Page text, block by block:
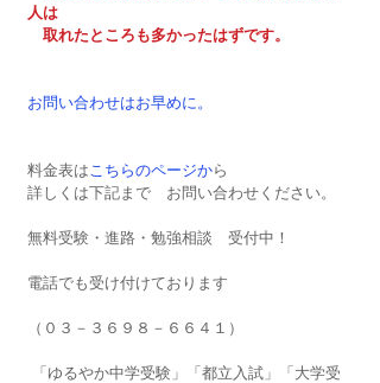
人は
取れたところも多かったはずです。
お問い合わせはお早めに。
料金表は こちらのページから
詳しくは下記まで　お問い合わせください。
無料受験・進路・勉強相談　受付中！
電話でも受け付けております
（０３－３６９８－６６４１）